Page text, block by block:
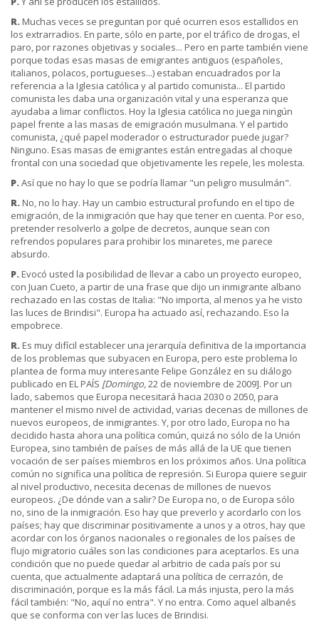
R. Muchas veces se preguntan por qué ocurren esos estallidos en
los extrarradios. En parte, sólo en parte, por el tráfico de drogas, el
paro, por razones objetivas y sociales... Pero en parte también viene
porque todas esas masas de emigrantes antiguos (españoles,
italianos, polacos, portugueses...) estaban encuadrados por la
referencia a la Iglesia católica y al partido comunista... El partido
comunista les daba una organización vital y una esperanza que
ayudaba a limar conflictos. Hoy la Iglesia católica no juega ningún
papel frente a las masas de emigración musulmana. Y el partido
comunista, ¿qué papel moderador o estructurador puede jugar?
Ninguno. Esas masas de emigrantes están entregadas al choque
frontal con una sociedad que objetivamente les repele, les molesta.
P.Así que no hay lo que se podría llamar "un peligro musulmán".
R. No, no lo hay. Hay un cambio estructural profundo en el tipo de
emigración, de la inmigración que hay que tener en cuenta. Por eso,
pretender resolverlo a golpe de decretos, aunque sean con
refrendos populares para prohibir los minaretes, me parece
absurdo.
P. Evocó usted la posibilidad de llevar a cabo un proyecto europeo,
con Juan Cueto, a partir de una frase que dijo un inmigrante albano
rechazado en las costas de Italia: "No importa, al menos ya he visto
las luces de Brindisi". Europa ha actuado así, rechazando. Eso la
empobrece.
R. Es muy difícil establecer una jerarquía definitiva de la importancia
de los problemas que subyacen en Europa, pero este problema lo
plantea de forma muy interesante Felipe González en su diálogo
publicado en EL PAÍS [Domingo,22 de noviembre de 2009]. Por un
lado, sabemos que Europa necesitará hacia 2030 o 2050, para
mantener el mismo nivel de actividad, varias decenas de millones de
nuevos europeos, de inmigrantes. Y, por otro lado, Europa no ha
decidido hasta ahora una política común, quizá no sólo de la Unión
Europea, sino también de países de más allá de la UE que tienen
vocación de ser países miembros en los próximos años. Una política
común no significa una política de represión. Si Europa quiere seguir
al nivel productivo, necesita decenas de millones de nuevos
europeos. ¿De dónde van a salir? De Europa no, o de Europa sólo
no, sino de la inmigración. Eso hay que preverlo y acordarlo con los
países; hay que discriminar positivamente a unos y a otros, hay que
acordar con los órganos nacionales o regionales de los países de
flujo migratorio cuáles son las condiciones para aceptarlos. Es una
condición que no puede quedar al arbitrio de cada país por su
cuenta, que actualmente adaptará una política de cerrazón, de
discriminación, porque es la más fácil. La más injusta, pero la más
fácil también: "No, aquí no entra". Y no entra. Como aquel albanés
que se conforma con ver las luces de Brindisi.